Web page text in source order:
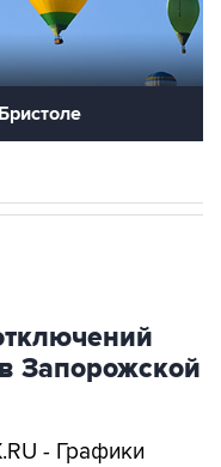
Запорожской
- Графики